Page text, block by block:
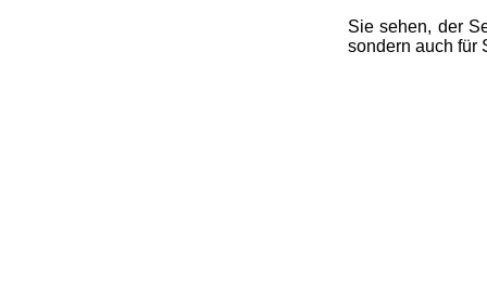
Sie sehen, der
sondern auch für